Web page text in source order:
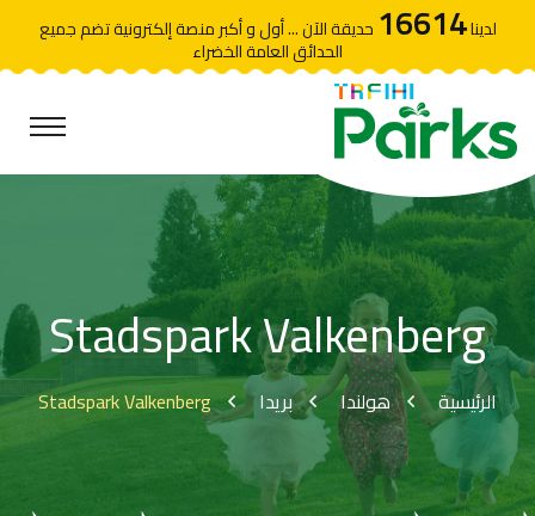
لدينا16614 حديقة الآن ... أول و أكبر منصة إلكترونية تضم جميع
الحدائق العامة الخضراء
Stadspark Valkenberg
الرئيسية هولندا بريدا Stadspark Valkenberg